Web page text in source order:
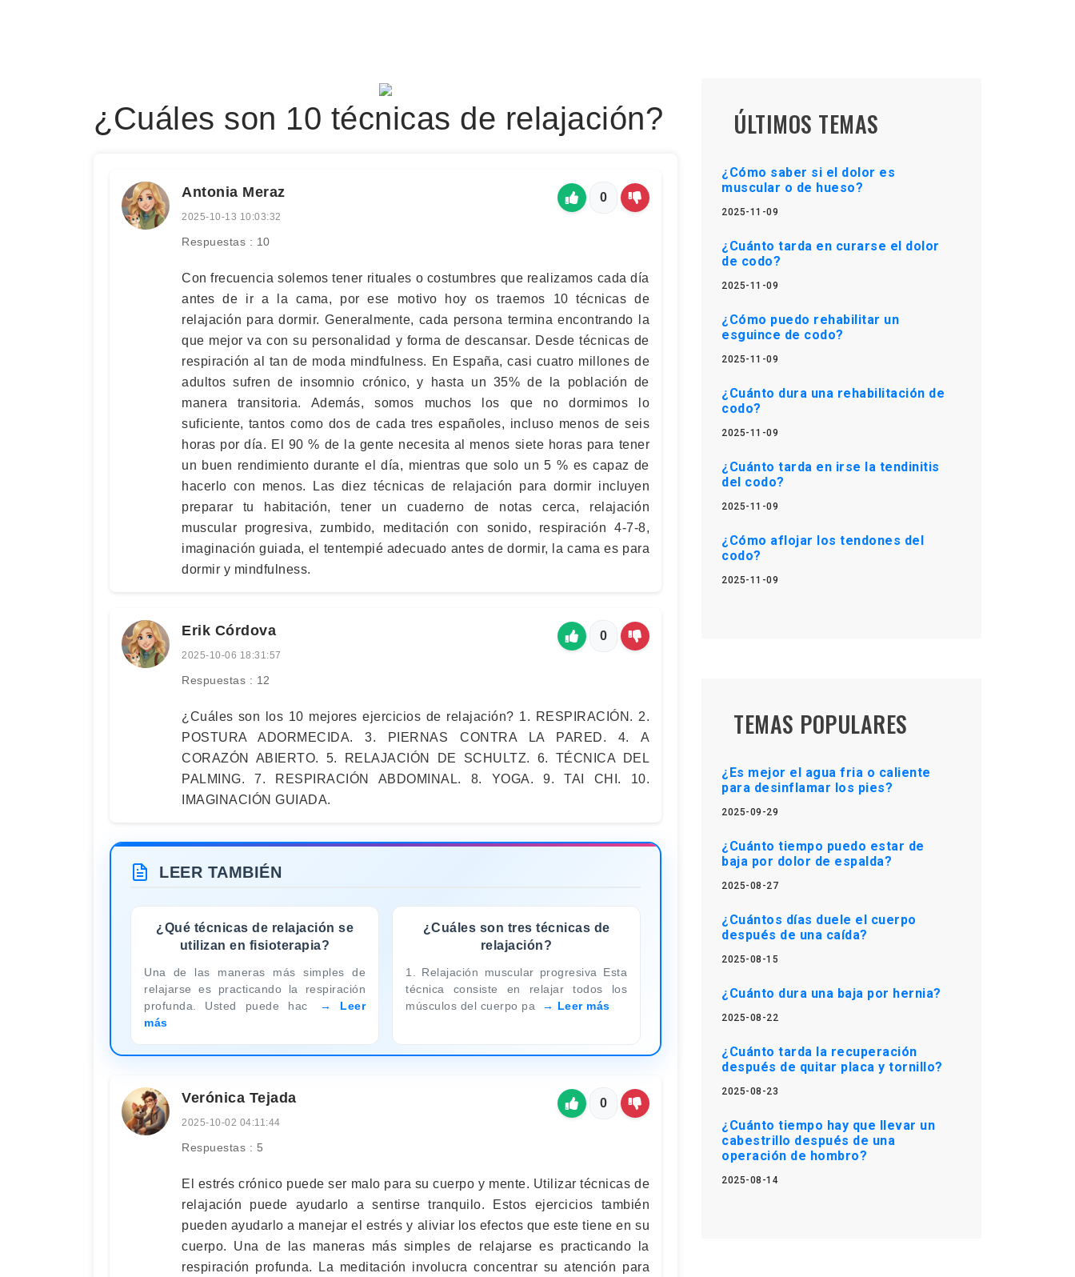
¿Cuáles son 10 técnicas de relajación?
Antonia Meraz
2025-10-13 10:03:32
Respuestas : 10
0
Con frecuencia solemos tener rituales o costumbres que realizamos cada día
antes de ir a la cama, por ese motivo hoy os traemos 10 técnicas de
relajación para dormir. Generalmente, cada persona termina encontrando la
que mejor va con su personalidad y forma de descansar. Desde técnicas de
respiración al tan de moda mindfulness. En España, casi cuatro millones de
adultos sufren de insomnio crónico, y hasta un 35% de la población de
manera transitoria. Además, somos muchos los que no dormimos lo
suficiente, tantos como dos de cada tres españoles, incluso menos de seis
horas por día. El 90 % de la gente necesita al menos siete horas para tener
un buen rendimiento durante el día, mientras que solo un 5 % es capaz de
hacerlo con menos. Las diez técnicas de relajación para dormir incluyen
preparar tu habitación, tener un cuaderno de notas cerca, relajación
muscular progresiva, zumbido, meditación con sonido, respiración 4-7-8,
imaginación guiada, el tentempié adecuado antes de dormir, la cama es para
dormir y mindfulness.
Erik Córdova
2025-10-06 18:31:57
Respuestas : 12
0
¿Cuáles son los 10 mejores ejercicios de relajación? 1. RESPIRACIÓN. 2.
POSTURA ADORMECIDA. 3. PIERNAS CONTRA LA PARED. 4. A
CORAZÓN ABIERTO. 5. RELAJACIÓN DE SCHULTZ. 6. TÉCNICA DEL
PALMING. 7. RESPIRACIÓN ABDOMINAL. 8. YOGA. 9. TAI CHI. 10.
IMAGINACIÓN GUIADA.
LEER TAMBIÉN
¿Qué técnicas de relajación se
utilizan en fisioterapia?
Una de las maneras más simples de
relajarse es practicando la respiración
profunda. Usted puede hac
Leer
más
¿Cuáles son tres técnicas de
relajación?
1. Relajación muscular progresiva Esta
técnica consiste en relajar todos los
músculos del cuerpo pa
Leer más
Verónica Tejada
2025-10-02 04:11:44
Respuestas : 5
0
El estrés crónico puede ser malo para su cuerpo y mente. Utilizar técnicas de
relajación puede ayudarlo a sentirse tranquilo. Estos ejercicios también
pueden ayudarlo a manejar el estrés y aliviar los efectos que este tiene en su
cuerpo. Una de las maneras más simples de relajarse es practicando la
respiración profunda. La meditación involucra concentrar su atención para
ÚLTIMOS TEMAS
¿Cómo saber si el dolor es
muscular o de hueso?
2025-11-09
¿Cuánto tarda en curarse el dolor
de codo?
2025-11-09
¿Cómo puedo rehabilitar un
esguince de codo?
2025-11-09
¿Cuánto dura una rehabilitación de
codo?
2025-11-09
¿Cuánto tarda en irse la tendinitis
del codo?
2025-11-09
¿Cómo aflojar los tendones del
codo?
2025-11-09
TEMAS POPULARES
¿Es mejor el agua fria o caliente
para desinflamar los pies?
2025-09-29
¿Cuánto tiempo puedo estar de
baja por dolor de espalda?
2025-08-27
¿Cuántos días duele el cuerpo
después de una caída?
2025-08-15
¿Cuánto dura una baja por hernia?
2025-08-22
¿Cuánto tarda la recuperación
después de quitar placa y tornillo?
2025-08-23
¿Cuánto tiempo hay que llevar un
cabestrillo después de una
operación de hombro?
2025-08-14